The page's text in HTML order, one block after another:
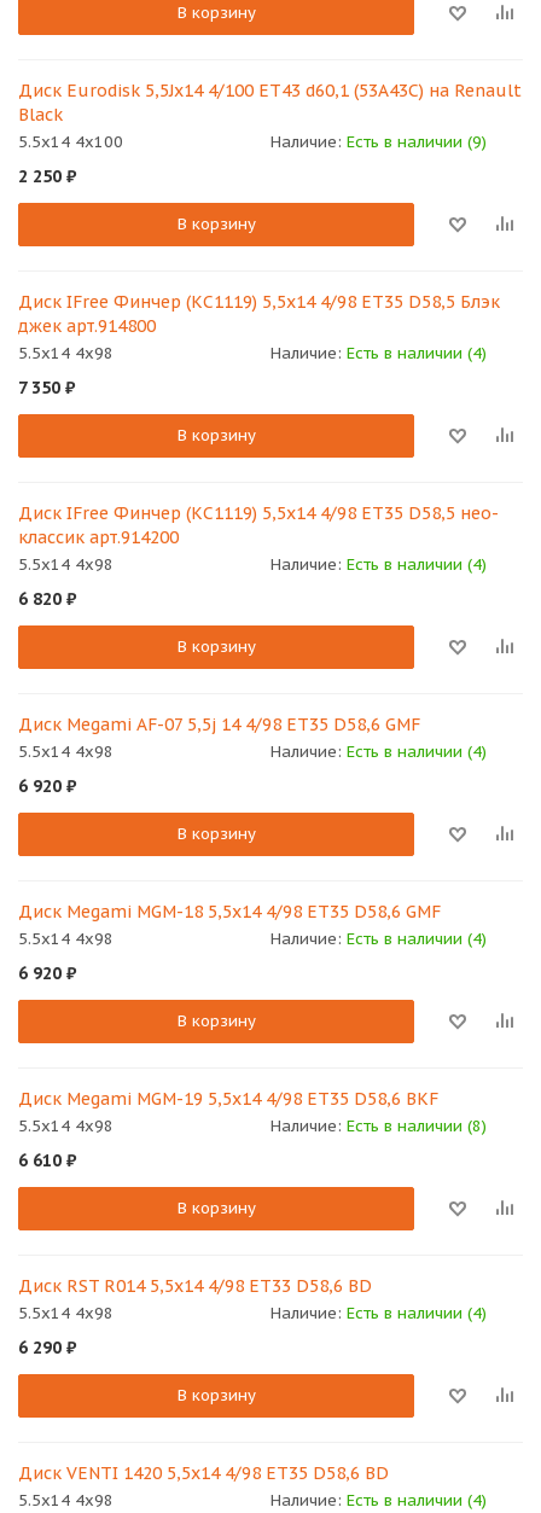
В корзину
Диск Eurodisk 5,5Jx14 4/100 ET43 d60,1 (53A43C) на Renault
Black
5.5x14 4x100 Наличие: Есть в наличии (9)
2 250 ₽
В корзину
Диск IFree Финчер (КС1119) 5,5х14 4/98 ET35 D58,5 Блэк
джек арт.914800
5.5x14 4x98 Наличие: Есть в наличии (4)
7 350 ₽
В корзину
Диск IFree Финчер (КС1119) 5,5х14 4/98 ET35 D58,5 нео-
классик арт.914200
5.5x14 4x98 Наличие: Есть в наличии (4)
6 820 ₽
В корзину
Диск Megami AF-07 5,5j 14 4/98 ET35 D58,6 GMF
5.5x14 4x98 Наличие: Есть в наличии (4)
6 920 ₽
В корзину
Диск Megami MGM-18 5,5х14 4/98 ET35 D58,6 GMF
5.5x14 4x98 Наличие: Есть в наличии (4)
6 920 ₽
В корзину
Диск Megami MGM-19 5,5х14 4/98 ET35 D58,6 BKF
5.5x14 4x98 Наличие: Есть в наличии (8)
6 610 ₽
В корзину
Диск RST R014 5,5х14 4/98 ET33 D58,6 BD
5.5x14 4x98 Наличие: Есть в наличии (4)
6 290 ₽
В корзину
Диск VENTI 1420 5,5х14 4/98 ET35 D58,6 BD
5.5x14 4x98 Наличие: Есть в наличии (4)